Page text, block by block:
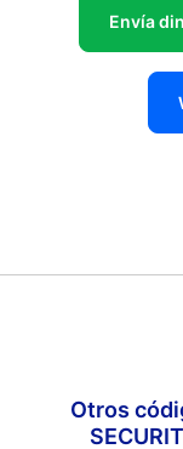
Envía
Otros